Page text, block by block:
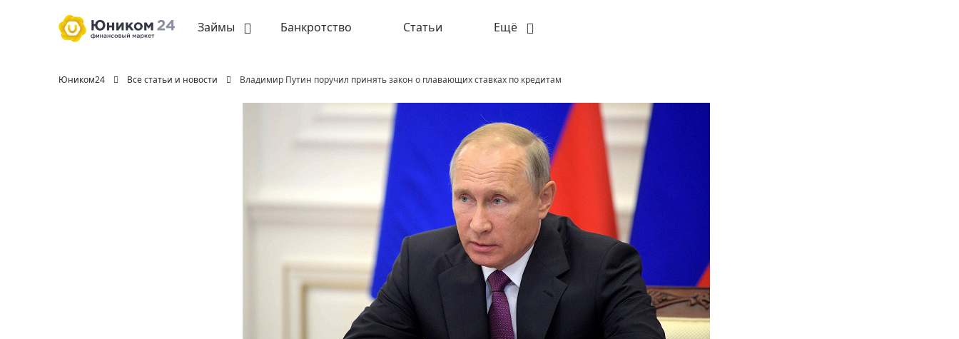
Займы Банкротство Статьи Ещё
Юником24 Все статьи и новости Владимир Путин поручил принять закон о плавающих ставках по кредитам